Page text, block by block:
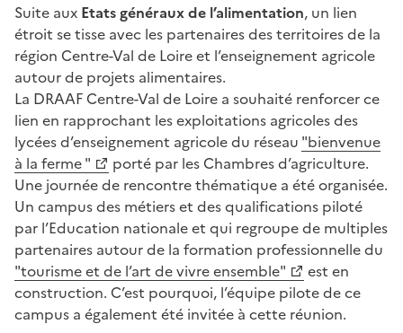
Suite aux Etats généraux de l’alimentation, un lien
étroit se tisse avec les partenaires des territoires de la
région Centre-Val de Loire et l’enseignement agricole
autour de projets alimentaires.
La DRAAF Centre-Val de Loire a souhaité renforcer ce
lien en rapprochant les exploitations agricoles des
lycées d’enseignement agricole du réseau "bienvenue
à la ferme "
porté par les Chambres d’agriculture.
Une journée de rencontre thématique a été organisée.
Un campus des métiers et des qualifications piloté
par l’Education nationale et qui regroupe de multiples
partenaires autour de la formation professionnelle du
"tourisme et de l’art de vivre ensemble"
est en
construction. C’est pourquoi, l’équipe pilote de ce
campus a également été invitée à cette réunion.